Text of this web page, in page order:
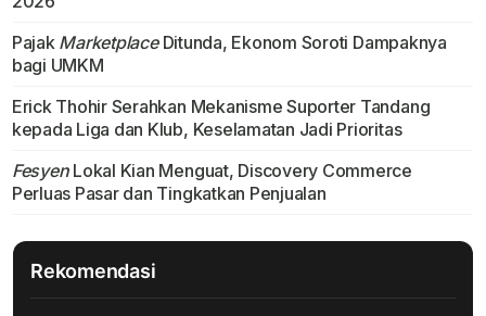
Pajak MarketplaceDitunda, Ekonom Soroti Dampaknya
bagi UMKM
Erick Thohir Serahkan Mekanisme Suporter Tandang
kepada Liga dan Klub, Keselamatan Jadi Prioritas
FesyenLokal Kian Menguat, Discovery Commerce
Perluas Pasar dan Tingkatkan Penjualan
Rekomendasi